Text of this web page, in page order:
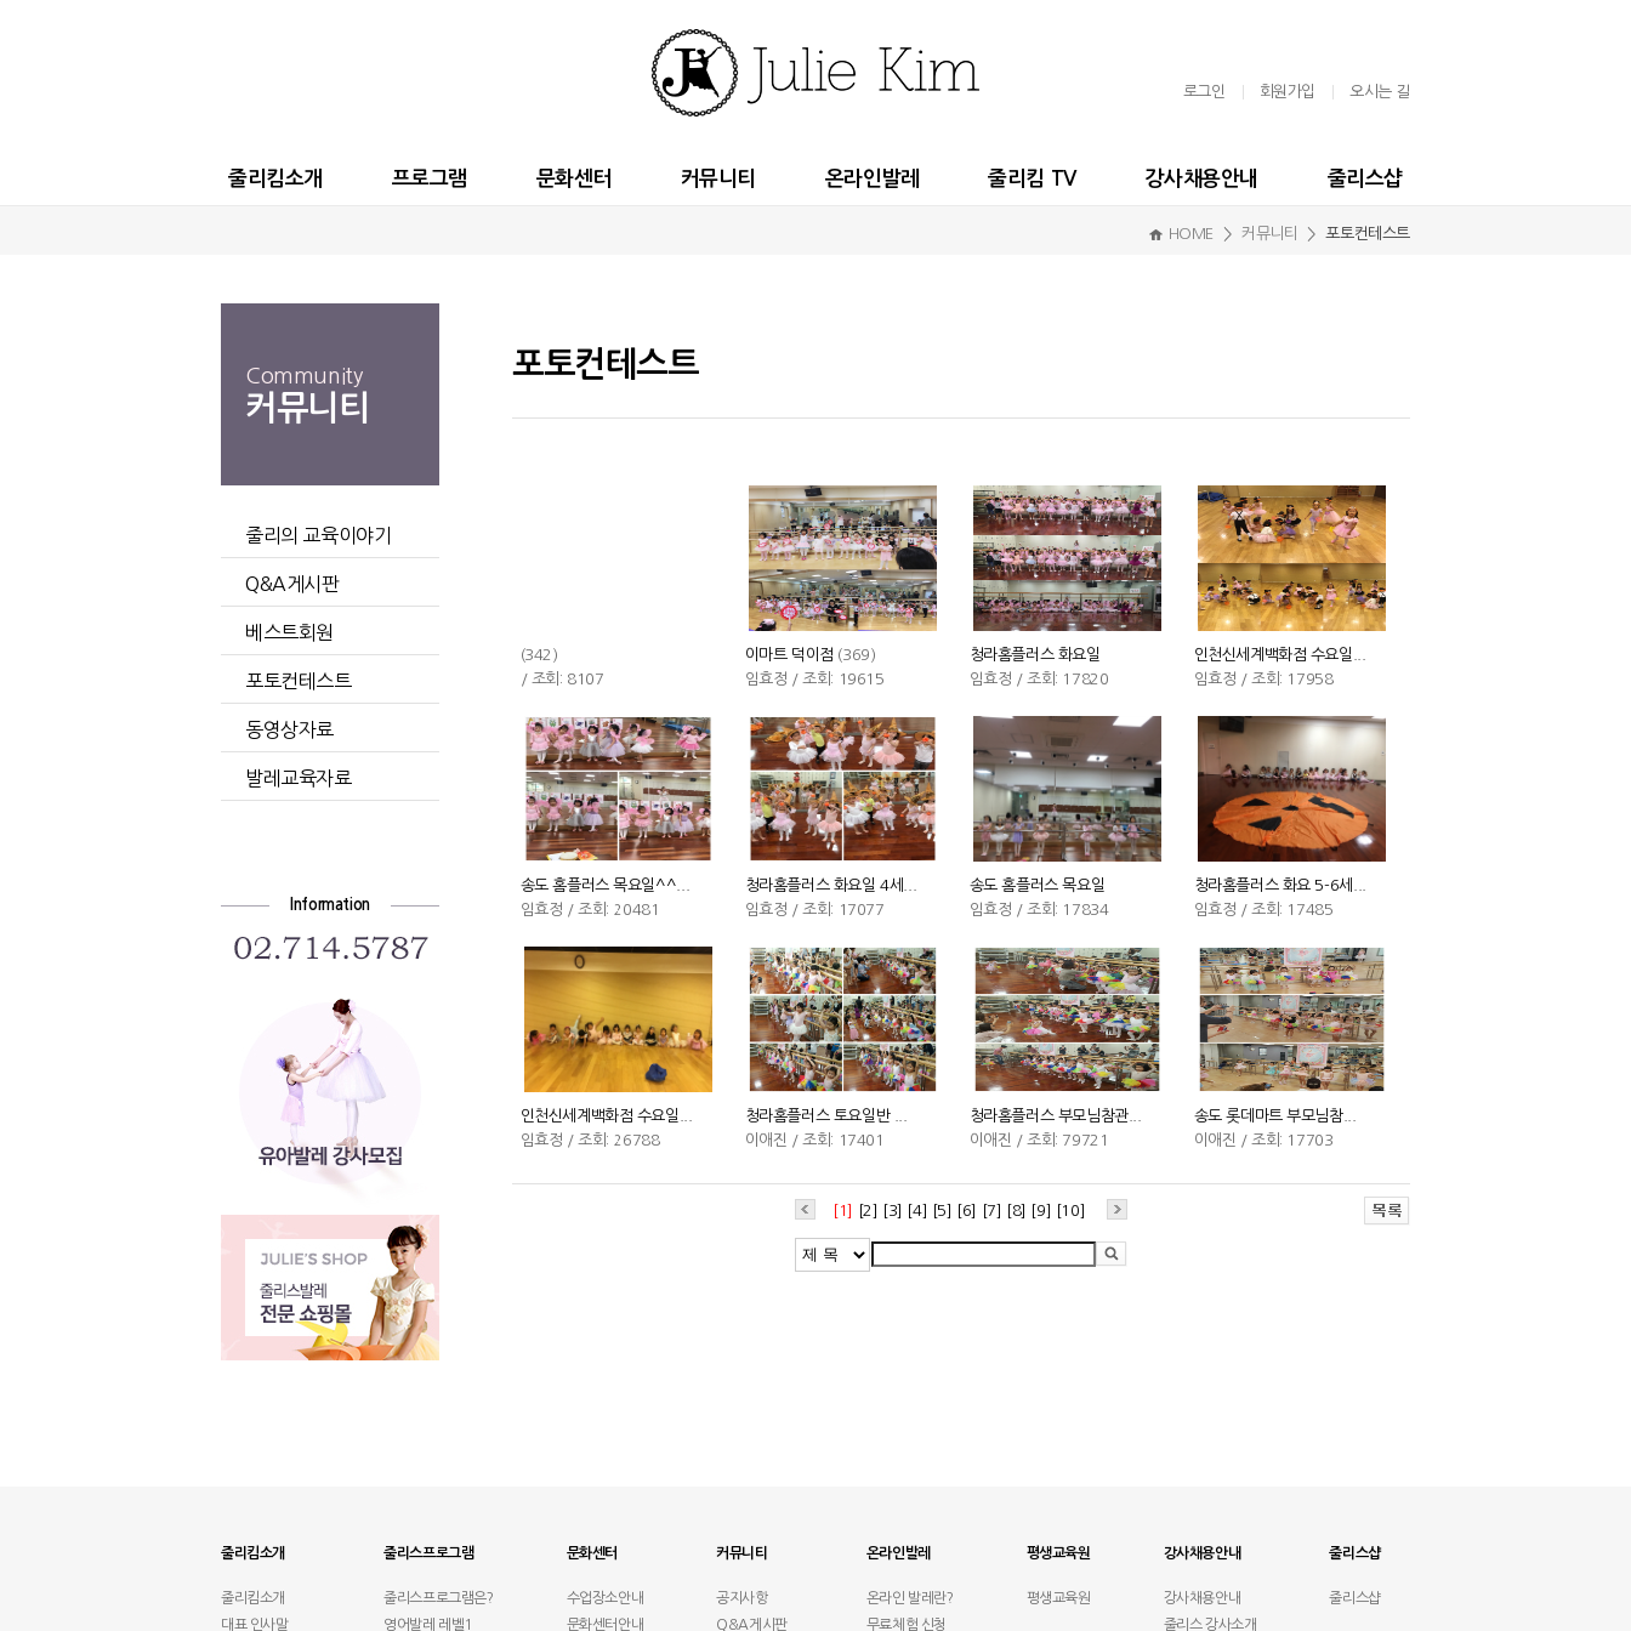
로그인 회원가입 오시는 길
줄리킴소개 프로그램 문화센터 커뮤니티 온라인발레 줄리킴 TV 강사채용안내 줄리스샵
HOME 커뮤니티 포토컨테스트
Community
커뮤니티
줄리의 교육이야기
Q&A게시판
베스트회원
포토컨테스트
동영상자료
발레교육자료
Information
포토컨테스트
(342)
/ 조회: 8107
이마트 덕이점 (369)
임효정 / 조회: 19615
청라홈플러스 화요일
임효정 / 조회: 17820
인천신세계백화점 수요일...
임효정 / 조회: 17958
송도 홈플러스 목요일^^...
임효정 / 조회: 20481
청라홈플러스 화요일 4세...
임효정 / 조회: 17077
송도 홈플러스 목요일
임효정 / 조회: 17834
청라홈플러스 화요 5-6세...
임효정 / 조회: 17485
인천신세계백화점 수요일...
임효정 / 조회: 26788
청라홈플러스 토요일반 ...
이애진 / 조회: 17401
청라홈플러스 부모님참관...
이애진 / 조회: 79721
송도 롯데마트 부모님참...
이애진 / 조회: 17703
[1] [2] [3] [4] [5] [6] [7] [8] [9] [10]
줄리킴소개
줄리킴소개
대표 인사말
줄리스프로그램
줄리스프로그램은?
영어발레 레벨1
문화센터
수업장소안내
문화센터안내
커뮤니티
공지사항
Q&A게시판
온라인발레
온라인 발레란?
무료체험 신청
평생교육원
평생교육원
강사채용안내
강사채용안내
줄리스 강사소개
줄리스샵
줄리스샵